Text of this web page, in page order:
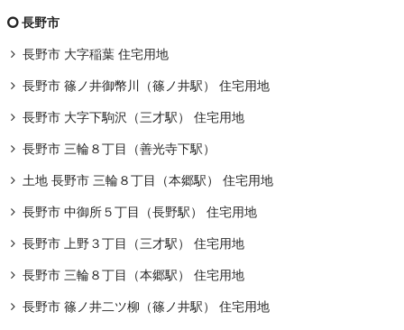
長野市
長野市 大字稲葉 住宅用地
長野市 篠ノ井御幣川（篠ノ井駅） 住宅用地
長野市 大字下駒沢（三才駅） 住宅用地
長野市 三輪８丁目（善光寺下駅）
土地 長野市 三輪８丁目（本郷駅） 住宅用地
長野市 中御所５丁目（長野駅） 住宅用地
長野市 上野３丁目（三才駅） 住宅用地
長野市 三輪８丁目（本郷駅） 住宅用地
長野市 篠ノ井二ツ柳（篠ノ井駅） 住宅用地